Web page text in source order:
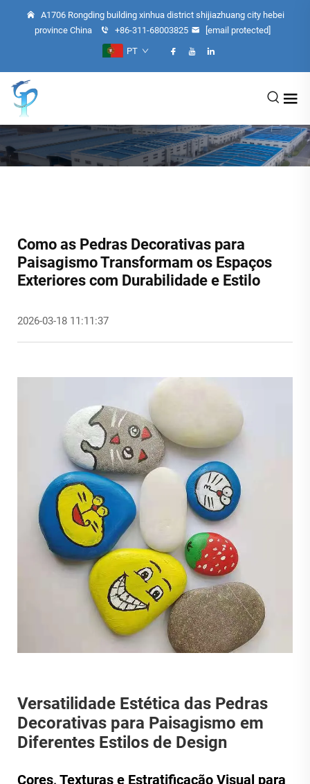
A1706 Rongding building xinhua district shijiazhuang city hebei
province China
+86-311-68003825
[email protected]
PT
Como as Pedras Decorativas para
Paisagismo Transformam os Espaços
Exteriores com Durabilidade e Estilo
2026-03-18 11:11:37
Versatilidade Estética das Pedras
Decorativas para Paisagismo em
Diferentes Estilos de Design
Cores, Texturas e Estratificação Visual para